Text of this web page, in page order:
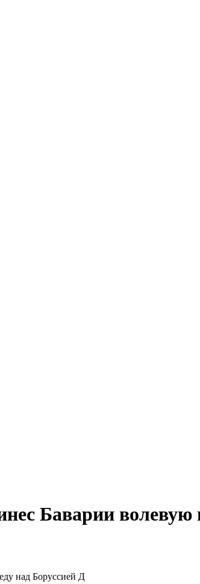
Баварии волевую